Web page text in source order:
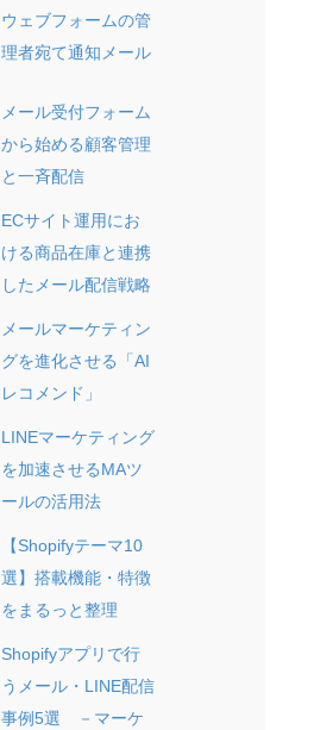
ウェブフォームの管
理者宛て通知メール
メール受付フォーム
から始める顧客管理
と一斉配信
ECサイト運用にお
ける商品在庫と連携
したメール配信戦略
メールマーケティン
グを進化させる「AI
レコメンド」
LINEマーケティング
を加速させるMAツ
ールの活用法
【Shopifyテーマ10
選】搭載機能・特徴
をまるっと整理
Shopifyアプリで行
うメール・LINE配信
事例5選 －マーケ